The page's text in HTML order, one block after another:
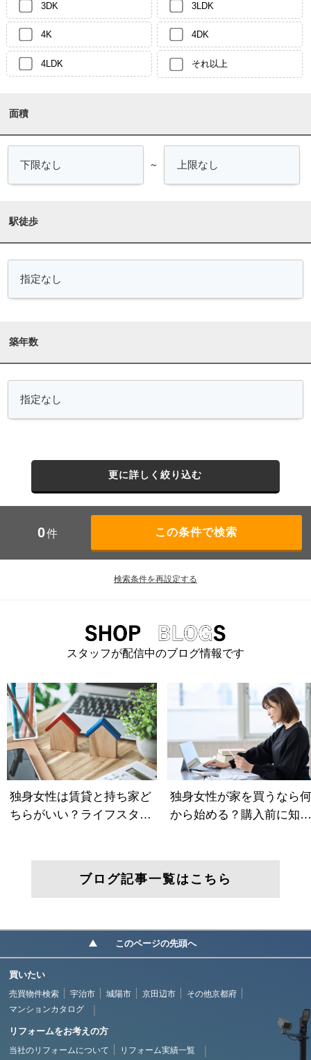
3DK 3LDK
4K 4DK
4LDK それ以上
面積
～
駅徒歩
築年数
更に詳しく絞り込む
0件
検索条件を再設定する
スタッフが配信中のブログ情報です
ブログ記事一覧はこちら
このページの先頭へ
買いたい
売買物件検索 宇治市 城陽市 京田辺市
その他京都府
マンションカタログ
リフォームをお考えの方
当社のリフォームについて リフォーム実績一覧